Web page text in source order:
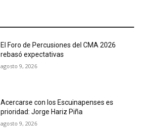
El Foro de Percusiones del CMA 2026
rebasó expectativas
agosto 9, 2026
Acercarse con los Escuinapenses es
prioridad: Jorge Hariz Piña
agosto 9, 2026